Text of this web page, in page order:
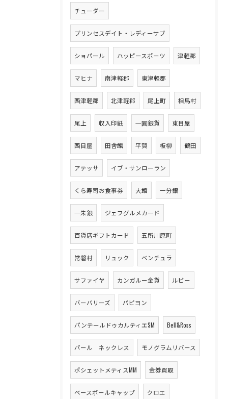
チューダー
プリンセスデイト・レディーサブ
ショパール ハッピースポーツ 津軽郡
マヒナ 南津軽郡 東津軽郡
西津軽郡 北津軽郡 尾上町 相馬村
尾上 収入印紙 一圓銀貨 東目屋
西目屋 田舎館 平賀 板柳 鶴田
アテッサ イブ・サンローラン
くら寿司お食事券 大館 一分銀
一朱銀 ジェフグルメカード
百貨店ギフトカード 五所川原町
常磐村 リュック ベンチュラ
サファイヤ カンガルー金貨 ルビー
バーバリーズ パピヨン
パンテールドゥカルティエSM Bell&Ross
パール ネックレス モノグラムリバース
ポシェットメティスMM 金券買取
ベースボールキャップ クロエ